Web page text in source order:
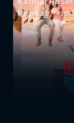
Repeat / কাধল